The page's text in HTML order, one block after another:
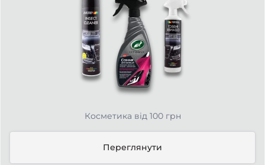
Косметика від 100 грн
Переглянути